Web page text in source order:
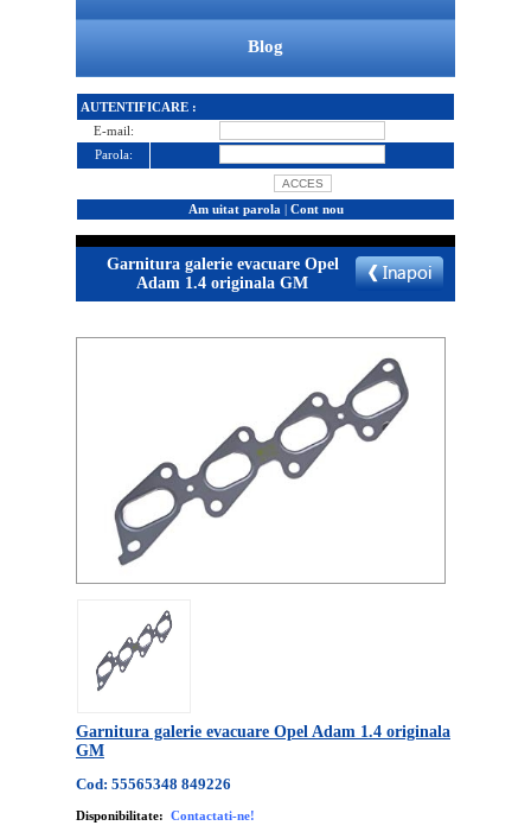
Blog
AUTENTIFICARE :
E-mail:
Parola:
Am uitat parola | Cont nou
Garnitura galerie evacuare Opel
Adam 1.4 originala GM
Garnitura galerie evacuare Opel Adam 1.4 originala
GM
Cod: 55565348 849226
Disponibilitate: Contactati-ne!